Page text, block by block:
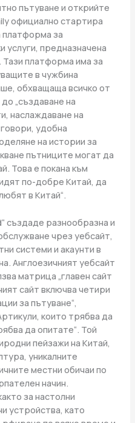
пътуване и открийте
официално стартира
платформа за
услуги, предназначена
платформа има за
в чужбина
обхващаща всичко от
„създаване на
наслаждаване на
удобна
на истории за
пътниците могат да
Това е покана към
по-добре Китай, да
в Китай“.
създаде разнообразна и
чрез уебсайт,
системи и акаунти в
Англоезичният уебсайт
матрица „главен сайт
сайт включва четири
за пътуване“,
които трябва да
да опитате“. Той
пейзажи на Китай,
уникалните
местни обичаи по
начин.
за настолни
устройства, като